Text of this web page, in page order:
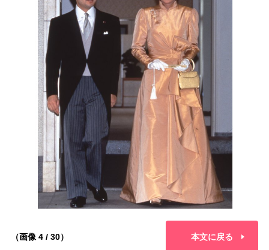
（画像 4 / 30） 本文に戻る